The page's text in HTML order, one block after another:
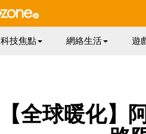
科技焦點 網絡生活 遊
【全球暖化】